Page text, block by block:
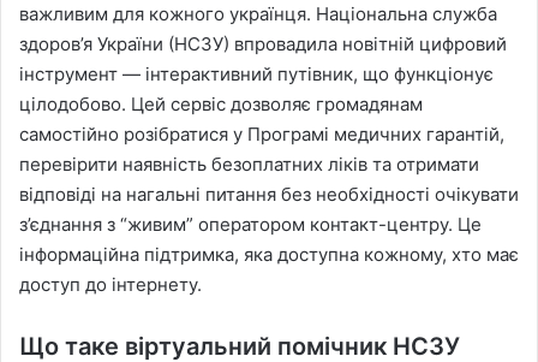
важливим для кожного українця. Національна служба
здоров’я України (НСЗУ) впровадила новітній цифровий
інструмент — інтерактивний путівник, що функціонує
цілодобово. Цей сервіс дозволяє громадянам
самостійно розібратися у Програмі медичних гарантій,
перевірити наявність безоплатних ліків та отримати
відповіді на нагальні питання без необхідності очікувати
з’єднання з “живим” оператором контакт-центру. Це
інформаційна підтримка, яка доступна кожному, хто має
доступ до інтернету.
Що таке віртуальний помічник НСЗУ